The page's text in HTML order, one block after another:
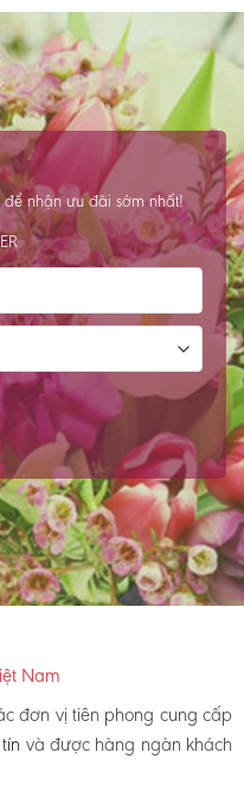
nhận ưu đãi sớm nhất!
Nam
đơn vị tiên phong cung cấp
và được hàng ngàn khách